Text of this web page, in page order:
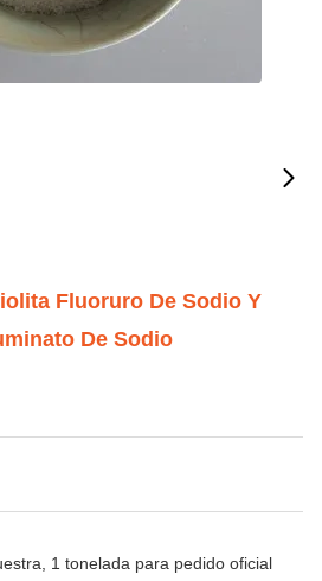
Fluoruro De Sodio Y
De Sodio
1 tonelada para pedido oficial